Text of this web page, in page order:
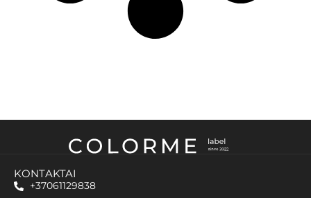
KONTAKTAI
+37061129838